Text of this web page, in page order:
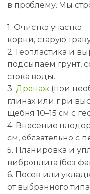
в проблему. Мы
1. Очистка
корни, старую
2. Геопластика и
подсыпаем грунт,
стока воды.
3. Дренаж (при
глинах или при
щебня 10–15 см с
4. Внесение
см, обязательно с
5. Планировка и
виброплита (без
6. Посев или
от выбранного типа.